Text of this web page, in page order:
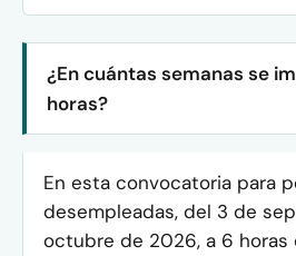
¿En cuántas semanas se
horas?
En esta convocatoria para
desempleadas, del 3 de
octubre de 2026, a 6 horas